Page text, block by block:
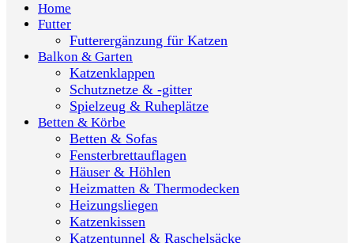
Home
Futter
Futterergänzung für Katzen
Balkon & Garten
Katzenklappen
Schutznetze & -gitter
Spielzeug & Ruheplätze
Betten & Körbe
Betten & Sofas
Fensterbrettauflagen
Häuser & Höhlen
Heizmatten & Thermodecken
Heizungsliegen
Katzenkissen
Katzentunnel & Raschelsäcke